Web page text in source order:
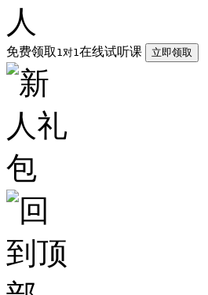
免费领取 1对1在线试听课 立即领取